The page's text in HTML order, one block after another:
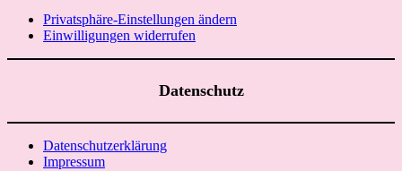
Privatsphäre-Einstellungen ändern
Einwilligungen widerrufen
Datenschutz
Datenschutzerklärung
Impressum